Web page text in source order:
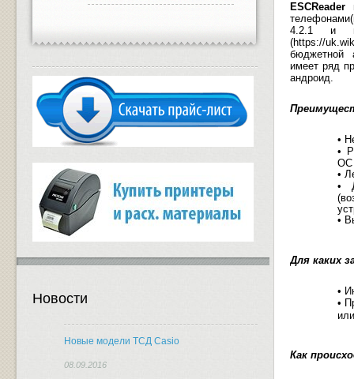
Новости
Новые модели ТСД Casio
08.09.2016
ESCReader
4.2.1 и
(https://uk.
бюджетной
имеет ряд
андроид.
•
•
ОС
•
•
•
Для каких
•
•
Как